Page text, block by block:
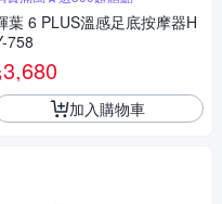
葉 6 PLUS溫感足底按摩器H
758
3,680
加入購物車